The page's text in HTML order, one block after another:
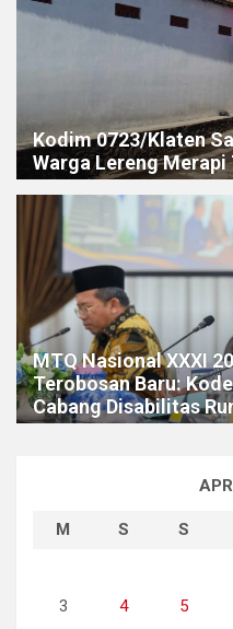
Kodim 0723/Klaten
Warga Lereng
MTQ Nasional XXXI
Terobosan Baru:
Cabang Disabilitas
M S S
3
4 5